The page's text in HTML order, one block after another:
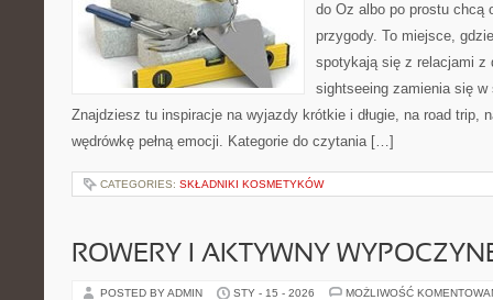
do Oz albo po prostu chcą
przygody. To miejsce,
spotykają się z relacjami z
sightseeing zamienia się w
Znajdziesz tu inspiracje na wyjazdy krótkie i długie, na road trip,
wędrówkę pełną emocji. Kategorie do czytania […]
CATEGORIES: SKŁADNIKI KOSMETYKÓW
ROWERY I AKTYWNY
POSTED BY ADMIN STY - 15 - 2026 MOŻLIWOŚĆ